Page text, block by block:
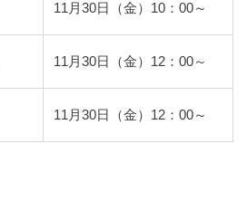
11月30日（金）10：00～
11月30日（金）12：00～
11月30日（金）12：00～